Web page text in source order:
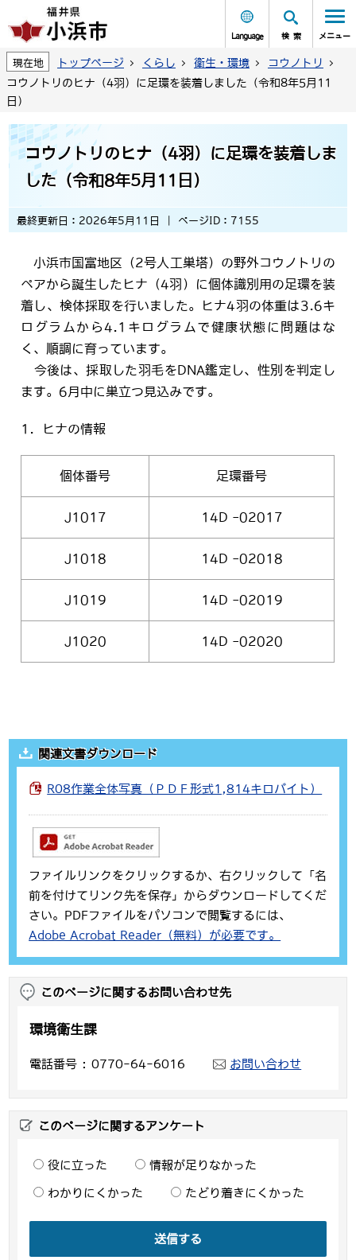
Language 検索 メニュー
現在地 トップページ くらし 衛生・環境
コウノトリ
コウノトリのヒナ（4羽）に足環を装着しました（令和8年5月11
日）
コウノトリのヒナ（4羽）に足環を装着しま
した（令和8年5月11日）
最終更新日：2026年5月11日 ページID：7155
小浜市国富地区（2号人工巣塔）の野外コウノトリの
ペアから誕生したヒナ（4羽）に個体識別用の足環を装
着し、検体採取を行いました。ヒナ4羽の体重は3.6キ
ログラムから4.1キログラムで健康状態に問題はな
く、順調に育っています。
今後は、採取した羽毛をDNA鑑定し、性別を判定し
ます。6月中に巣立つ見込みです。
1．ヒナの情報
個体番号 足環番号
J1017 14D -02017
J1018 14D -02018
J1019 14D -02019
J1020 14D -02020
関連文書ダウンロード
R08作業全体写真（ＰＤＦ形式1,814キロバイト）
ファイルリンクをクリックするか、右クリックして「名
前を付けてリンク先を保存」からダウンロードしてくだ
さい。PDFファイルをパソコンで閲覧するには、
Adobe Acrobat Reader（無料）が必要です。
このページに関するお問い合わせ先
環境衛生課
電話番号 0770-64-6016 お問い合わせ
このページに関するアンケート
役に立った 情報が足りなかった
わかりにくかった たどり着きにくかった
送信する